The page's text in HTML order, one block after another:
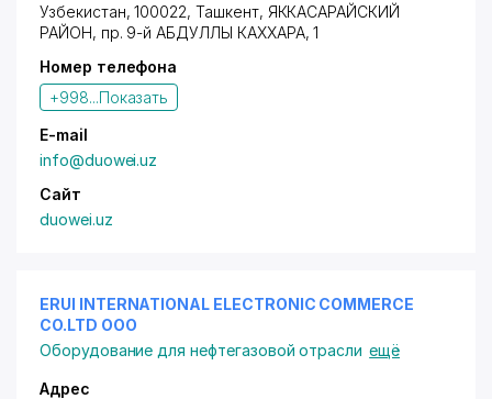
Узбекистан, 100022, Ташкент, ЯККАСАРАЙСКИЙ
РАЙОН, пр. 9-й АБДУЛЛЫ КАХХАРА, 1
Номер телефона
+998...Показать
E-mail
info@duowei.uz
Сайт
duowei.uz
ERUI INTERNATIONAL ELECTRONIC COMMERCE
CO.LTD ООО
Оборудование для нефтегазовой отрасли ещё
Адрес